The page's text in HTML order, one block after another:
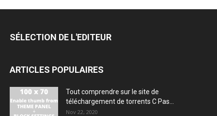
SÉLECTION DE L'EDITEUR
ARTICLES POPULAIRES
Tout comprendre sur le site de
téléchargement de torrents C Pas...
Nov 22, 2020